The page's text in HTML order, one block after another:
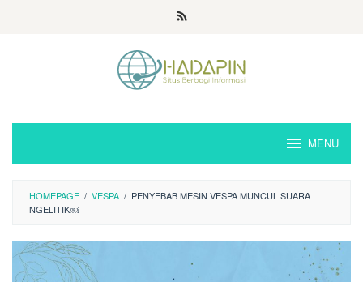
MENU
HOMEPAGE / VESPA / PENYEBAB MESIN VESPA MUNCUL SUARA
NGELITIK￼